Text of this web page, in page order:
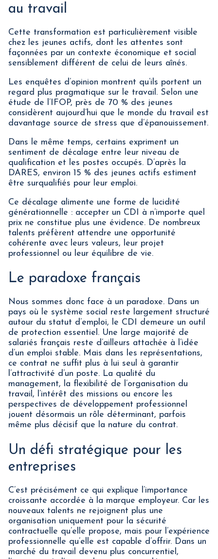
au travail
Cette transformation est particulièrement visible
chez les jeunes actifs, dont les attentes sont
façonnées par un contexte économique et social
sensiblement différent de celui de leurs aînés.
Les enquêtes d’opinion montrent qu’ils portent un
regard plus pragmatique sur le travail. Selon une
étude de l’IFOP, près de 70 % des jeunes
considèrent aujourd’hui que le monde du travail est
davantage source de stress que d’épanouissement.
Dans le même temps, certains expriment un
sentiment de décalage entre leur niveau de
qualification et les postes occupés. D’après la
DARES, environ 15 % des jeunes actifs estiment
être surqualifiés pour leur emploi.
Ce décalage alimente une forme de lucidité
générationnelle : accepter un CDI à n’importe quel
prix ne constitue plus une évidence. De nombreux
talents préfèrent attendre une opportunité
cohérente avec leurs valeurs, leur projet
professionnel ou leur équilibre de vie.
Le paradoxe français
Nous sommes donc face à un paradoxe. Dans un
pays où le système social reste largement structuré
autour du statut d’emploi, le CDI demeure un outil
de protection essentiel. Une large majorité de
salariés français reste d’ailleurs attachée à l’idée
d’un emploi stable. Mais dans les représentations,
ce contrat ne suffit plus à lui seul à garantir
l’attractivité d’un poste. La qualité du
management, la flexibilité de l’organisation du
travail, l’intérêt des missions ou encore les
perspectives de développement professionnel
jouent désormais un rôle déterminant, parfois
même plus décisif que la nature du contrat.
Un défi stratégique pour les
entreprises
C’est précisément ce qui explique l’importance
croissante accordée à la marque employeur. Car les
nouveaux talents ne rejoignent plus une
organisation uniquement pour la sécurité
contractuelle qu’elle propose, mais pour l’expérience
professionnelle qu’elle est capable d’offrir. Dans un
marché du travail devenu plus concurrentiel,